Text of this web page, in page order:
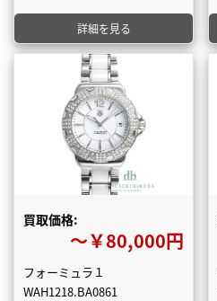
詳細を見る
買取価格:
〜￥80,000円
フォーミュラ１
WAH1218.BA0861